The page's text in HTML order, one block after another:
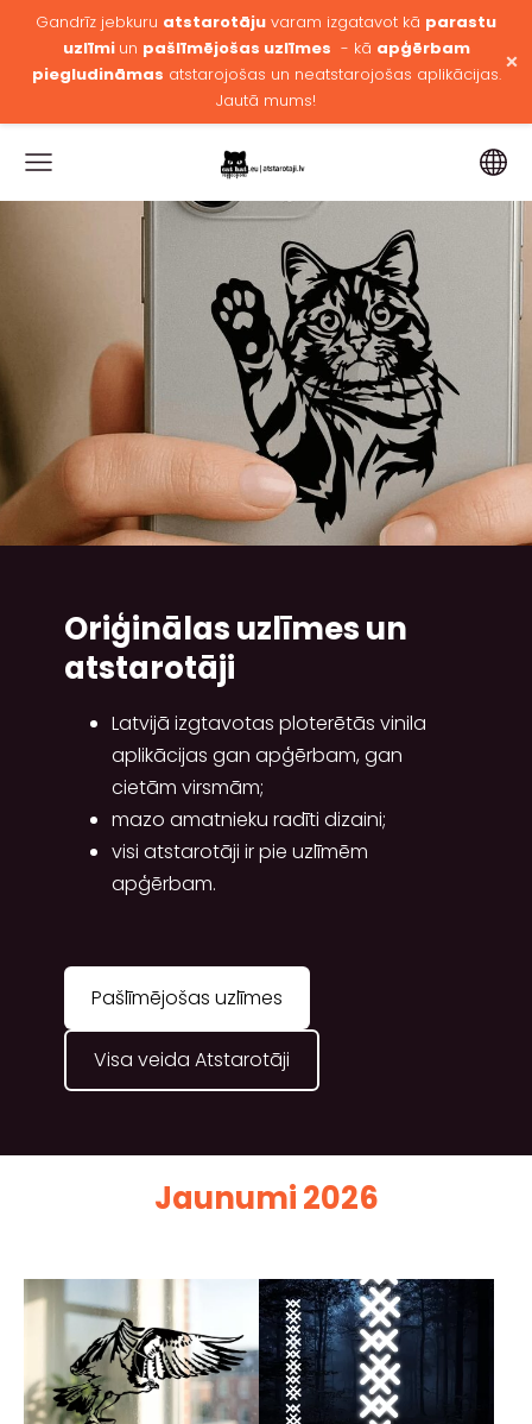
Gandrīz jebkuru atstarotāju varam izgatavot kā parastu
uzlīmi un pašlīmējošas uzlīmes - kā apģērbam
piegludināmas atstarojošas un neatstarojošas aplikācijas.
Jautā mums!
×
Oriģinālas uzlīmes un
atstarotāji
Latvijā izgtavotas ploterētās vinila
aplikācijas gan apģērbam, gan
cietām virsmām;
mazo amatnieku radīti dizaini;
visi atstarotāji ir pie uzlīmēm
apģērbam.
​Pašlīmējošas uzlīmes​
​Visa veida Atstarotāji​
Jaunumi 2026